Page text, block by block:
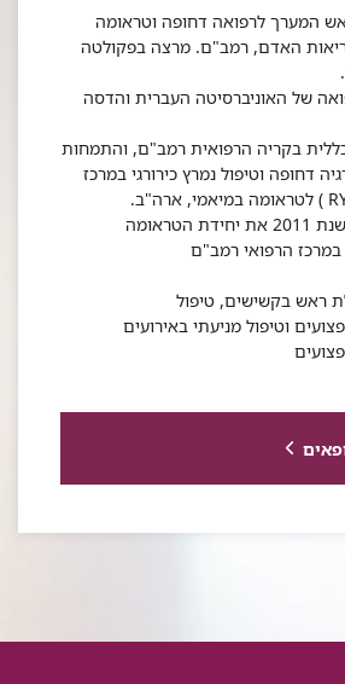
המערך לרפואה דחופה וטראומה
האדם, רמב"ם. מרצה בפקולטה
של האוניברסיטה העברית והדסה
בקריה הרפואית רמב"ם, והתמחות
דחופה וטיפול נמרץ כירורגי במרכז
ד"ר באחוס מנהל משנת 2011 את יחידת הטראומה
במרכז הרפואי רמב"ם
ראש בקשישים, טיפול
וטיפול מניעתי באירועים